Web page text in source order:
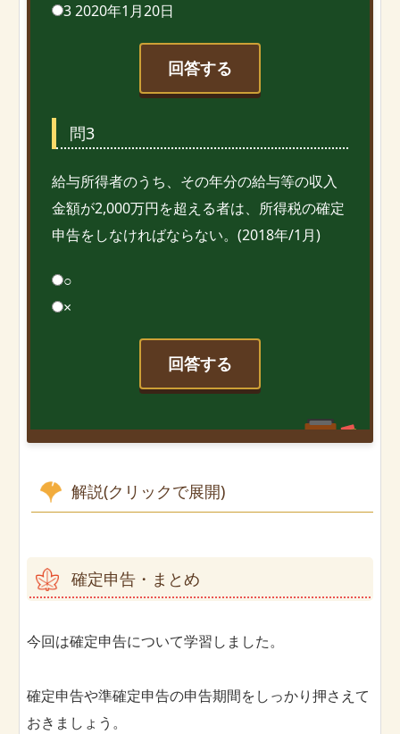
3 2020年1月20日
回答する
問3
給与所得者のうち、その年分の給与等の収入
金額が2,000万円を超える者は、所得税の確定
申告をしなければならない。(2018年/1月)
○
×
回答する
解説(クリックで展開)
確定申告・まとめ
今回は確定申告について学習しました。
確定申告や準確定申告の申告期間をしっかり押さえて
おきましょう。